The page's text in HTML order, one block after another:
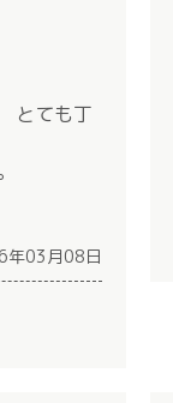
とても丁
年03月08日